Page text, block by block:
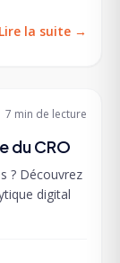
Lire la suite →
7 min de lecture
du CRO
? Découvrez
digital